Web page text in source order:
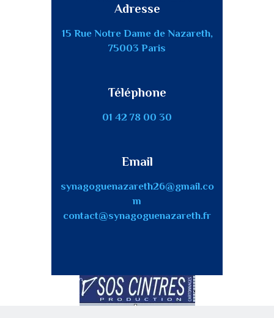
Adresse
15 Rue Notre Dame de Nazareth,
75003 Paris
Téléphone
01 42 78 00 30
Email
synagoguenazareth26@gmail.co
m
contact@synagoguenazareth.fr